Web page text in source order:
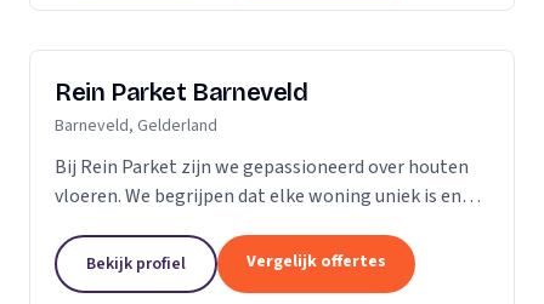
Rein Parket Barneveld
Barneveld, Gelderland
Bij Rein Parket zijn we gepassioneerd over houten
vloeren. We begrijpen dat elke woning uniek is en
past bij uw stijl en behoeften. Of u nu op zoek...
Bekijk profiel Vergelijk offertes